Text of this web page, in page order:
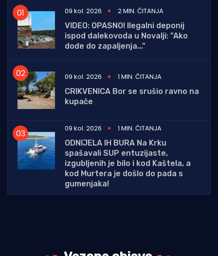
09 kol. 2026
2 MIN. ČITANJA
VIDEO: OPASNO! Ilegalni deponij
ispod dalekovoda u Novalji: "Ako
dođe do zapaljenja..."
09 kol. 2026
1 MIN. ČITANJA
CRIKVENICA Bor se srušio ravno na
kupače
09 kol. 2026
1 MIN. ČITANJA
ODNIJELA IH BURA Na Krku
spašavali SUP entuzijaste,
izgubljenih je bilo i kod Kaštela, a
kod Murtera je došlo do pada s
gumenjaka!